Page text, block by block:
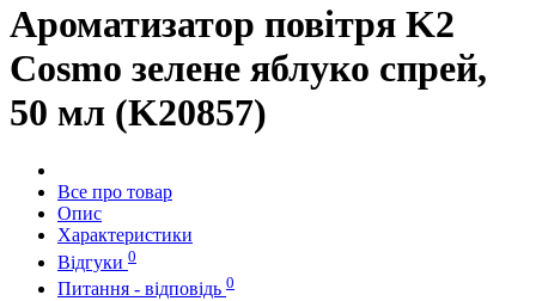
Ароматизатор повітря K2
Cosmo зелене яблуко спрей,
50 мл (K20857)
Все про товар
Опис
Характеристики
Відгуки 0
Питання - відповідь 0